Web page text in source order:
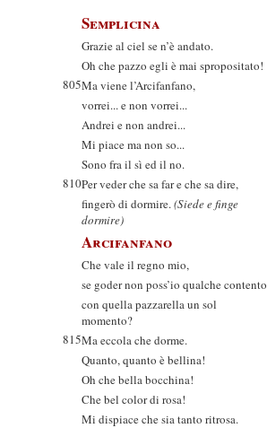
Semplicina
Grazie al ciel se n’è andato.
Oh che pazzo egli è mai spropositato!
805Ma viene l’Arcifanfano,
vorrei... e non vorrei...
Andrei e non andrei...
Mi piace ma non so...
Sono fra il sì ed il no.
810Per veder che sa far e che sa dire,
fingerò di dormire.(Siede e finge
dormire)
Arcifanfano
Che vale il regno mio,
se goder non poss’io qualche contento
con quella pazzarella un sol
momento?
815Ma eccola che dorme.
Quanto, quanto è bellina!
Oh che bella bocchina!
Che bel color di rosa!
Mi dispiace che sia tanto ritrosa.